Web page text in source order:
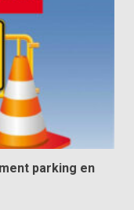
parking en